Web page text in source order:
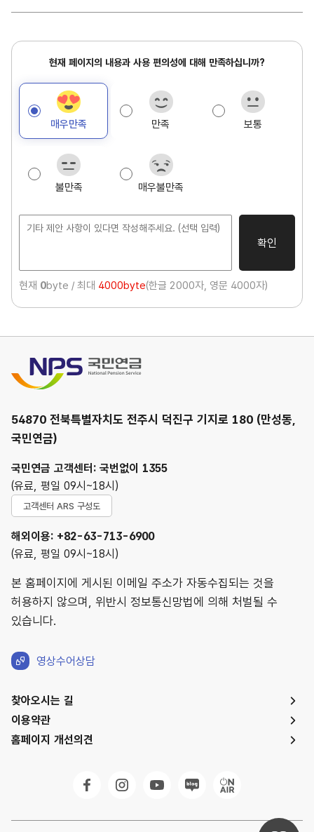
재
지
사
현재 페이지의 내용과 사용 편의성에 대해 만족하십니까?
매우만족 만족 보통
불만족 매우불만족
확인
현재 0byte / 최대 4000byte(한글 2000자, 영문 4000자)
54870 전북특별자치도 전주시 덕진구 기지로 180 (만성동,
국민연금)
국민연금 고객센터: 국번없이 1355
(유료, 평일 09시~18시)
고객센터 ARS 구성도
해외이용: +82-63-713-6900
(유료, 평일 09시~18시)
본 홈페이지에 게시된 이메일 주소가 자동수집되는 것을
허용하지 않으며, 위반시 정보통신망법에 의해 처벌될 수
있습니다.
영상수어상담
찾아오시는 길
이용약관
홈페이지 개선의견